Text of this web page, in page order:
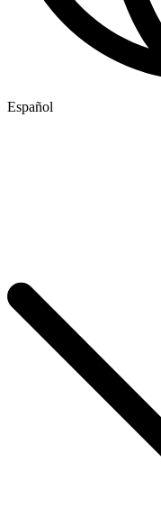
Español